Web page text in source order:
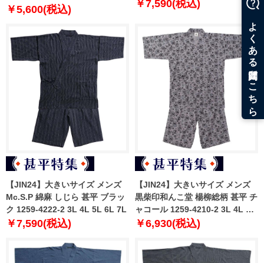
￥5,600(税込) ￥7,590(税込)
【JIN24】大きいサイズ メンズ
Mc.S.P 綿麻 しじら 甚平 ブラッ
ク 1259-4222-2 3L 4L 5L 6L 7L
￥7,590(税込)
【JIN24】大きいサイズ メンズ
黒柴印和んこ堂 楊柳総柄 甚平 チ
ャコール 1259-4210-2 3L 4L 5L
6L 8L
￥6,930(税込)